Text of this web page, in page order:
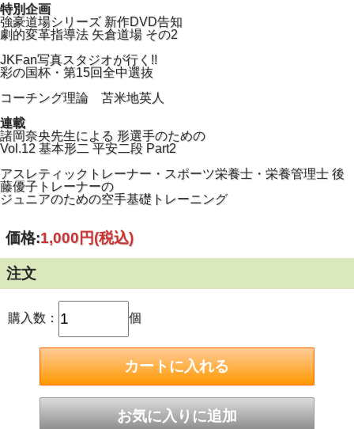
特別企画
強豪道場シリーズ 新作DVD告知
劇的変革指導法 矢倉道場 その2
JKFan写真スタジオが行く!!
彩の国杯・第15回全中選抜
コーチング理論 苫米地英人
連載
諸岡奈央先生による 形選手のための
Vol.12 基本形二 平安二段 Part2
アスレティックトレーナー・スポーツ栄養士・栄養管理士 後
藤優子トレーナーの
ジュニアのための空手基礎トレーニング
価格:1,000円(税込)
注文
購入数： 個